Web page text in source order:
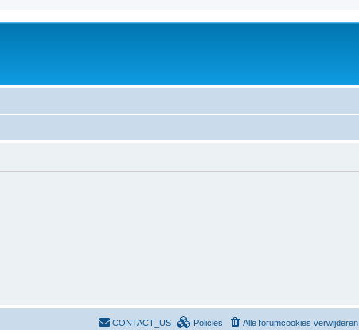
Alle forumcookies verwijderen
Policies
CONTACT_US